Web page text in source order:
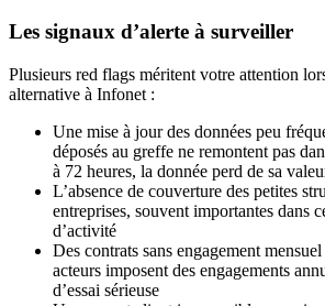
Les signaux d’alerte à surveiller
Plusieurs red flags méritent votre attention
alternative à Infonet :
Une mise à jour des données peu
déposés au greffe ne remontent pas
à 72 heures, la donnée perd de sa
L’absence de couverture des petites
entreprises, souvent importantes dans
d’activité
Des contrats sans engagement
acteurs imposent des engagements
d’essai sérieuse